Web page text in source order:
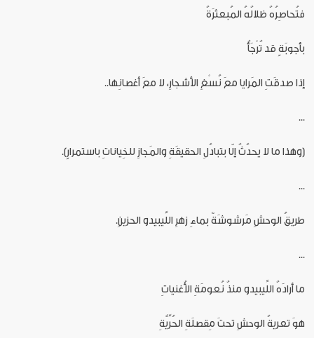
فتُحاصِرُهُ ظلالُهُ المُبعثرَةُ
بأجوبَةٍ قد تُرْجَأُ
إذا صدقَتِ المَرايا معَ نُسْغِ الأشجارِ، لا معَ أغصانِها..
...
(وهذا ما لا يحدُثُ إلّا بتبادُلِ الحقيقَةِ والمَجازِ للخِياناتِ باستمرارٍ).
...
طريقُ الوحشِ مَرشوشَةٌ بماءِ زهرِ اللِّيبيدو الحزينِ.
...
ما أرادَهُ اللِّيبيدو منذُ نُعومَةِ الأُغنياتِ
هوَ تعريةُ الوحشِ تحتَ مِقصلَةِ الحُرِّيَّةِ